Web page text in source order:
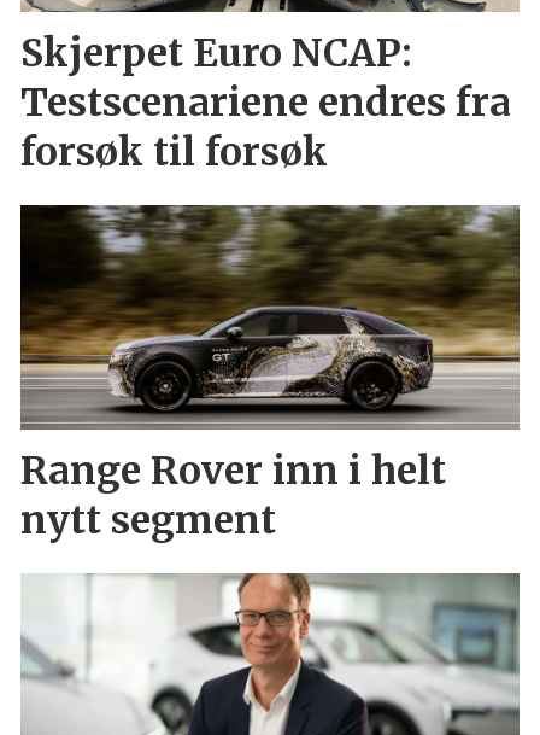
Skjerpet Euro NCAP:
Testscenariene endres fra
forsøk til forsøk
Range Rover inn i helt
nytt segment